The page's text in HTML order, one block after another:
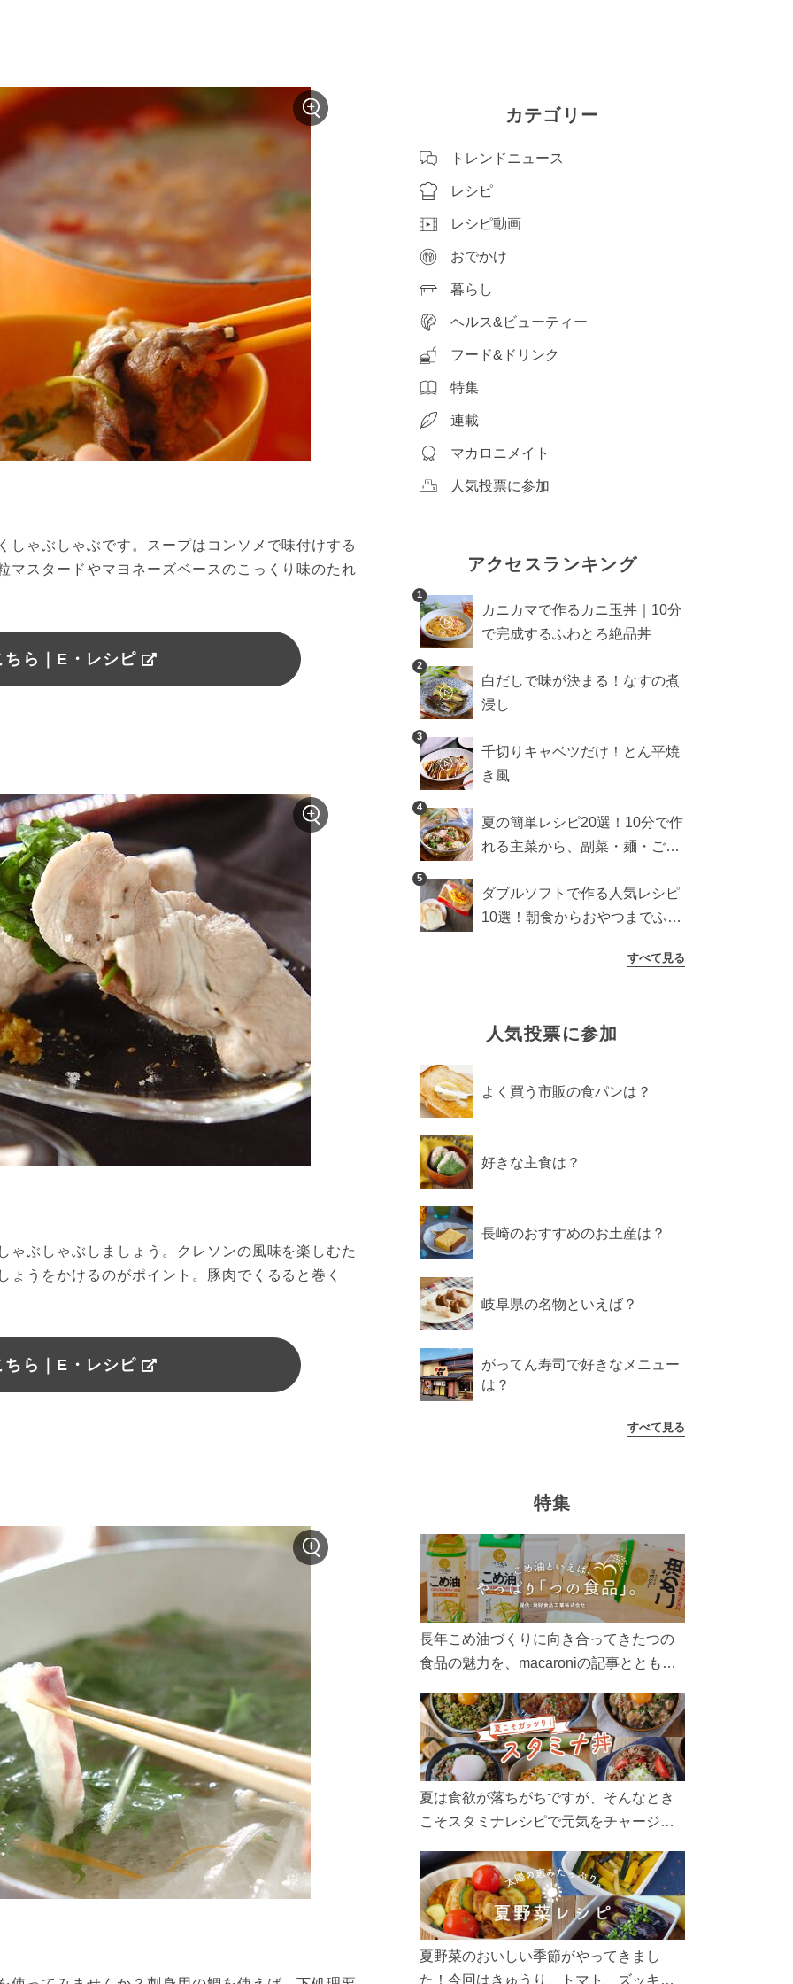
しゃぶしゃぶです。スープはコンソメで味付けする
マスタードやマヨネーズベースのこっくり味のたれ
ちら｜E・レシピ
ゃぶしゃぶしましょう。クレソンの風味を楽しむた
うをかけるのがポイント。豚肉でくるると巻く
ちら｜E・レシピ
カテゴリー
トレンドニュース
レシピ
レシピ動画
おでかけ
暮らし
ヘルス&ビューティー
フード&ドリンク
特集
連載
マカロニメイト
人気投票に参加
アクセスランキング
1
カニカマで作るカニ玉丼｜10分
で完成するふわとろ絶品丼
2
白だしで味が決まる！なすの煮
浸し
3
千切りキャベツだけ！とん平焼
き風
4
夏の簡単レシピ20選！10分で作
れる主菜から、副菜・麺・ごは
5
ダブルソフトで作る人気レシピ
10選！朝食からおやつまでふん
すべて見る
人気投票に参加
よく買う市販の食パンは？
好きな主食は？
長崎のおすすめのお土産は？
岐阜県の名物といえば？
がってん寿司で好きなメニュー
は？
すべて見る
特集
長年こめ油づくりに向き合ってきたつの
食品の魅力を、macaroniの記事とともに
ん、製造現場や品質へのこだわりまで。
こめ油をもっと好きになるコンテンツを
ぜひお楽しみください。
夏は食欲が落ちがちですが、そんなとき
こそスタミナレシピで元気をチャージ！
リ食べて、夏バテを吹き飛ばしましょ
う！
夏野菜のおいしい季節がやってきまし
た！今回はきゅうり、トマト、ズッキー